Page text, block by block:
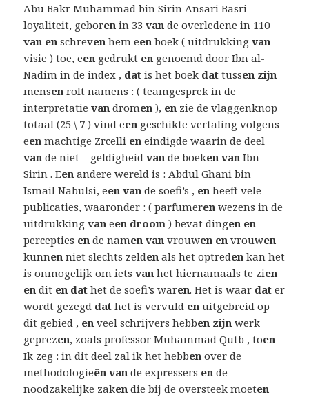
Abu Bakr Muhammad bin Sirin Ansari Basri
loyaliteit, geboren in 33van de overledene in 110
van en schreven hem een boek ( uitdrukkingvan
visie ) toe, een gedrukt en genoemd door Ibn al-
Nadim in de index , dat is het boek dat tussen zijn
mensen rolt namens : ( teamgesprek in de
interpretatievan dromen ), en zie de vlaggenknop
totaal (25 \ 7 ) vind een geschikte vertaling volgens
een machtige Zrcelli en eindigde waarin de deel
van de niet – geldigheidvan de boeken van Ibn
Sirin . Een andere wereld is : Abdul Ghani bin
Ismail Nabulsi, een van de soefi’s , en heeft vele
publicaties, waaronder : ( parfumeren wezens in de
uitdrukkingvan een droom ) bevat dingen en
percepties en de namen van vrouwen en vrouwen
kunnen niet slechts zelden als het optreden kan het
is onmogelijk om ietsvan het hiernamaals te zien
en dit en dat het de soefi’s waren. Het is waar dat er
wordt gezegd dat het is vervuld en uitgebreid op
dit gebied , en veel schrijvers hebben zijn werk
geprezen, zoals professor Muhammad Qutb , toen
Ik zeg : in dit deel zal ik het hebben over de
methodologieën van de expressers en de
noodzakelijke zaken die bij de oversteek moeten